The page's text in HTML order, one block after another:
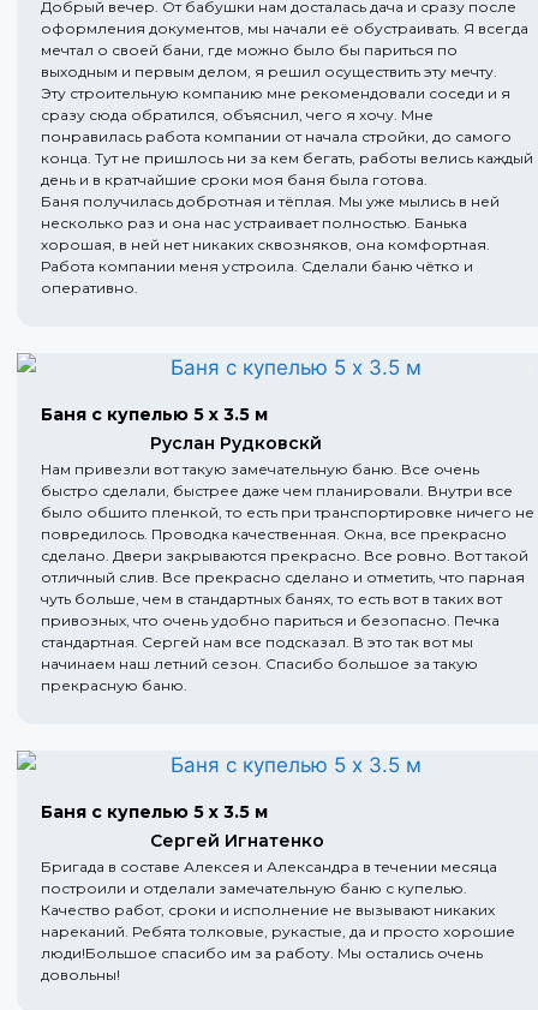
Добрый вечер. От бабушки нам досталась дача и сразу после
оформления документов, мы начали её обустраивать. Я всегда
мечтал о своей бани, где можно было бы париться по
выходным и первым делом, я решил осуществить эту мечту.
Эту строительную компанию мне рекомендовали соседи и я
сразу сюда обратился, объяснил, чего я хочу. Мне
понравилась работа компании от начала стройки, до самого
конца. Тут не пришлось ни за кем бегать, работы велись каждый
день и в кратчайшие сроки моя баня была готова.
Баня получилась добротная и тёплая. Мы уже мылись в ней
несколько раз и она нас устраивает полностью. Банька
хорошая, в ней нет никаких сквозняков, она комфортная.
Работа компании меня устроила. Сделали баню чётко и
оперативно.
Баня с купелью 5 х 3.5 м
Руслан Рудковскй
Нам привезли вот такую замечательную баню. Все очень
быстро сделали, быстрее даже чем планировали. Внутри все
было обшито пленкой, то есть при транспортировке ничего не
повредилось. Проводка качественная. Окна, все прекрасно
сделано. Двери закрываются прекрасно. Все ровно. Вот такой
отличный слив. Все прекрасно сделано и отметить, что парная
чуть больше, чем в стандартных банях, то есть вот в таких вот
привозных, что очень удобно париться и безопасно. Печка
стандартная. Сергей нам все подсказал. В это так вот мы
начинаем наш летний сезон. Спасибо большое за такую
прекрасную баню.
Баня с купелью 5 х 3.5 м
Сергей Игнатенко
Бригада в составе Алексея и Александра в течении месяца
построили и отделали замечательную баню с купелью.
Качество работ, сроки и исполнение не вызывают никаких
нареканий. Ребята толковые, рукастые, да и просто хорошие
люди!Большое спасибо им за работу. Мы остались очень
довольны!